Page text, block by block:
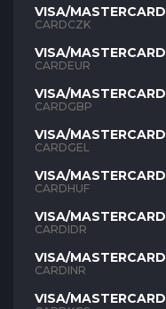
VISA/MASTERCARD
CZK
CARDCZK
VISA/MASTERCARD
EUR
CARDEUR
VISA/MASTERCARD
GBP
CARDGBP
VISA/MASTERCARD
GEL
CARDGEL
VISA/MASTERCARD
HUF
CARDHUF
VISA/MASTERCARD
IDR
CARDIDR
VISA/MASTERCARD
INR
CARDINR
VISA/MASTERCARD